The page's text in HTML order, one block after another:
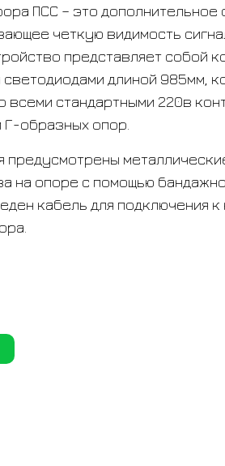
ПСС – это дополнительное
четкую видимость
представляет собой
длиной 985мм,
всеми стандартными 220в
Г-образных опор.
предусмотрены
на опоре с помощью
кабель для подключения